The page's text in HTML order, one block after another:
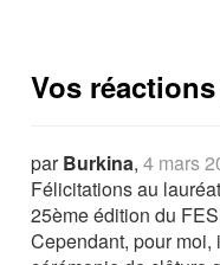
Vos réactions
parBurkina,4 mars
Félicitations au
25ème édition du
Cependant, pour